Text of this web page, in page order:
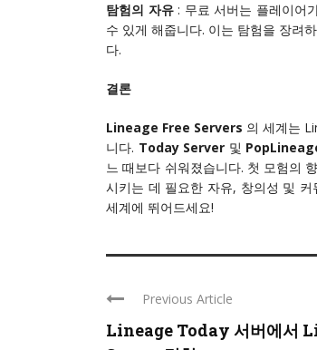
탐험의 자유 : 무료 서버는 플레이어
수 있게 해줍니다. 이는 탐험을 장려
다.
결론
Lineage Free Servers 의 세계는
니다. Today Server 및
느 때보다 쉬워졌습니다. 첫 모험의
시키는 데 필요한 자유, 창의성 및
세계에 뛰어드세요!
Previous Article
Lineage Today 서버에서